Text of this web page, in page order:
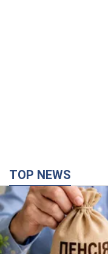
TOP NEWS